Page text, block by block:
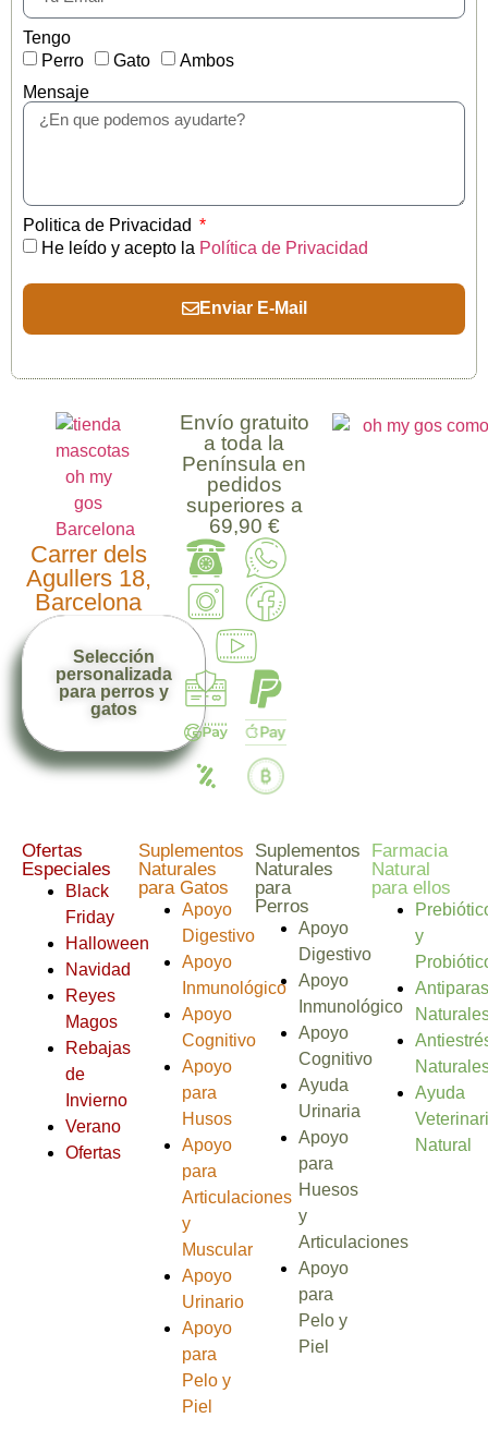
Tengo
Perro
Gato
Ambos
Mensaje
Politica de Privacidad
He leído y acepto la Política de Privacidad
Enviar E-Mail
Carrer dels
Agullers 18,
Barcelona
Selección
personalizada
para perros y
gatos
Envío gratuito
a toda la
Península en
pedidos
superiores a
69,90 €
Ofertas
Especiales
Black
Friday
Halloween
Navidad
Reyes
Magos
Rebajas
de
Invierno
Verano
Ofertas
Suplementos
Naturales
para Gatos
Apoyo
Digestivo
Apoyo
Inmunológico
Apoyo
Cognitivo
Apoyo
para
Husos
Apoyo
para
Articulaciones
y
Muscular
Apoyo
Urinario
Apoyo
para
Pelo y
Piel
Suplementos
Naturales
para
Perros
Apoyo
Digestivo
Apoyo
Inmunológico
Apoyo
Cognitivo
Ayuda
Urinaria
Apoyo
para
Huesos
y
Articulaciones
Apoyo
para
Pelo y
Piel
Farmacia
Natural
para ellos
y
Ayuda
Natural